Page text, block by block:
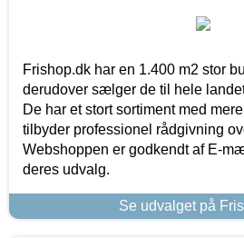
Frishop.dk har en 1.400 m2 stor
derudover sælger de til hele
De har et stort sortiment med
tilbyder professionel rådgivning
Webshoppen er godkendt af E-
deres udvalg.
Se udvalget på